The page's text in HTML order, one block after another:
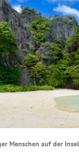
Menschen auf der